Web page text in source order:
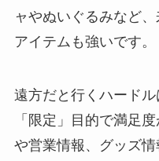
ャやぬいぐるみなど
アイテムも強いです。
遠方だと行くハード
「限定」目的で満足
や営業情報、グッズ